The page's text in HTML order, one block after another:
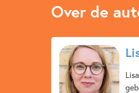
Over de